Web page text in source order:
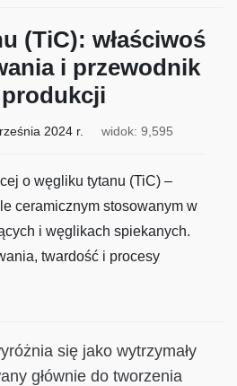
(TiC): właściwoś
i przewodnik
2024 r. widok: 9,595
o węgliku tytanu (TiC) –
ceramicznym stosowanym w
i węglikach spiekanych.
twardość i procesy
się jako wytrzymały
głównie do tworzenia